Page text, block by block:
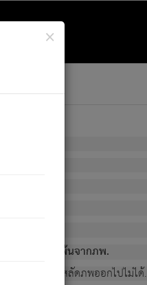
×
พนั้น
น มิใช่ผู้หลดพ้นจากภพ.
งปวงนั้น ก็ยังสลัดภพออกไปไม่ได้.